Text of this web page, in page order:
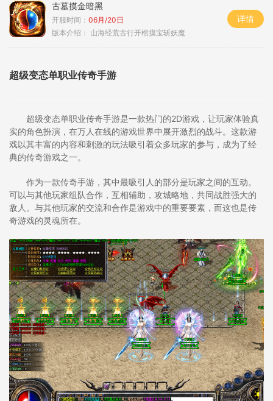
古墓摸金暗黑
开服时间： 06月/20日
版本介绍： 山海经荒古行开棺摸宝斩妖魔
详情
超级变态单职业传奇手游
超级变态单职业传奇手游是一款热门的2D游戏，让玩家体验真
实的角色扮演，在万人在线的游戏世界中展开激烈的战斗。这款游
戏以其丰富的内容和刺激的玩法吸引着众多玩家的参与，成为了经
典的传奇游戏之一。
作为一款传奇手游，其中最吸引人的部分是玩家之间的互动。
可以与其他玩家组队合作，互相辅助，攻城略地，共同战胜强大的
敌人。与其他玩家的交流和合作是游戏中的重要要素，而这也是传
奇游戏的灵魂所在。